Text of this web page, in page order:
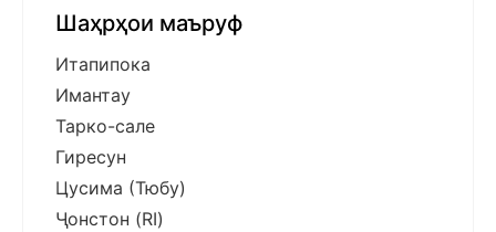
Шаҳрҳои маъруф
Итапипока
Имантау
Тарко-сале
Гиресун
Цусима (Тюбу)
Ҷонстон (RI)